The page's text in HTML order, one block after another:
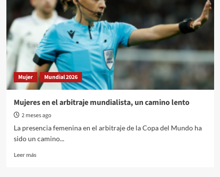
Mujer Mundial 2026
Mujeres en el arbitraje mundialista, un camino lento
2 meses ago
La presencia femenina en el arbitraje de la Copa del Mundo ha
sido un camino...
Leer másRead